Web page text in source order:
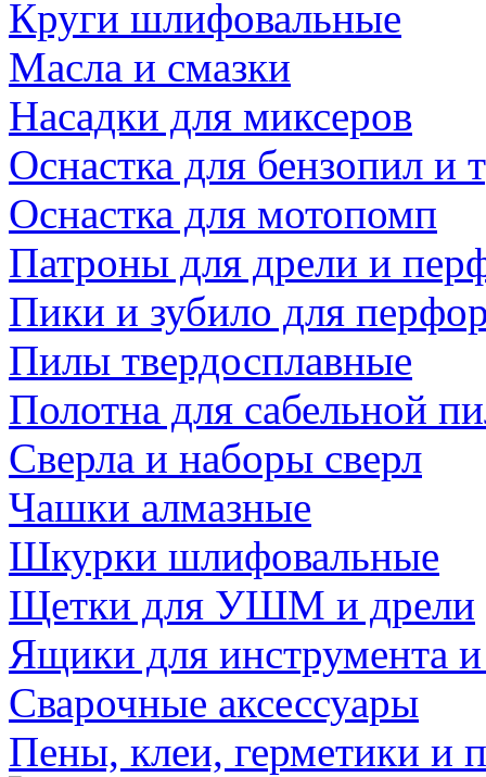
Круги шлифовальные
Масла и смазки
Насадки для миксеров
Оснастка для бензопил и
Оснастка для мотопомп
Патроны для дрели и
Пики и зубило для
Пилы твердосплавные
Полотна для сабельной
Сверла и наборы сверл
Чашки алмазные
Шкурки шлифовальные
Щетки для УШМ и дрели
Ящики для инструмента
Сварочные аксессуары
Пены, клеи, герметики и